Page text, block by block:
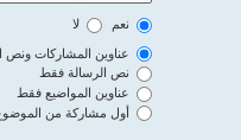
نعم لا
عناوين المشاركات ونص
نص الرسالة فقط
عناوين المواضيع فقط
أول مشاركة من